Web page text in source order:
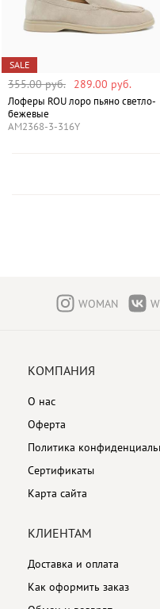
SALE
355.00 руб. 289.00 руб.
Лоферы ROU лоро пьяно светло-
бежевые
AM2368-3-316Y
WOMAN
КОМПАНИЯ
О нас
Оферта
Политика
Сертификаты
Карта сайта
КЛИЕНТАМ
Доставка и оплата
Как оформить заказ